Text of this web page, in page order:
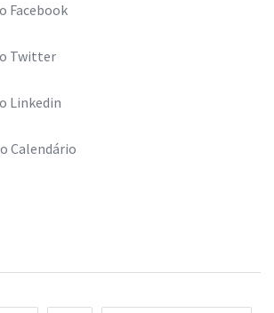
Facebook
Twitter
Linkedin
Calendário